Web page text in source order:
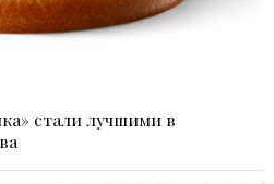
стали лучшими в